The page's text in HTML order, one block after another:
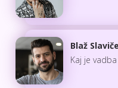
Blaž
Kaj je